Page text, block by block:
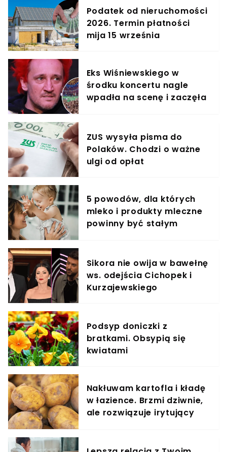
Podatek od nieruchomości
2026. Termin płatności
mija 15 września
Eks Wiśniewskiego w
środku koncertu nagle
wpadła na scenę i zaczęła
ZUS wysyła pisma do
Polaków. Chodzi o ważne
ulgi od opłat
5 powodów, dla których
mleko i produkty mleczne
powinny być stałym
Sikora nie owija w bawełnę
ws. odejścia Cichopek i
Kurzajewskiego
Podsyp doniczki z
bratkami. Obsypią się
kwiatami
Nakłuwam kartofla i kładę
w łazience. Brzmi dziwnie,
ale rozwiązuje irytujący